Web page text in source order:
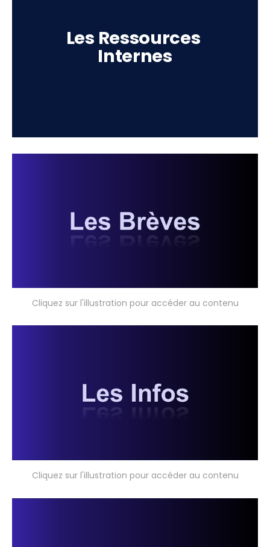
Les Ressources
Internes
Cliquez sur l'illustration pour accéder au contenu
Cliquez sur l'illustration pour accéder au contenu